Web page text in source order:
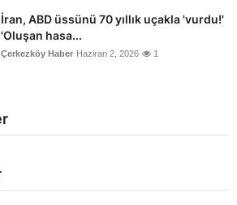
İran, ABD üssünü 70 yıllık uçakla 'vurdu!'
'Oluşan hasa...
Çerkezköy Haber Haziran 2, 2026 1